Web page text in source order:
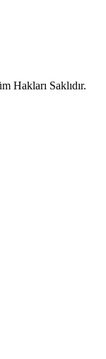
Hakları Saklıdır.